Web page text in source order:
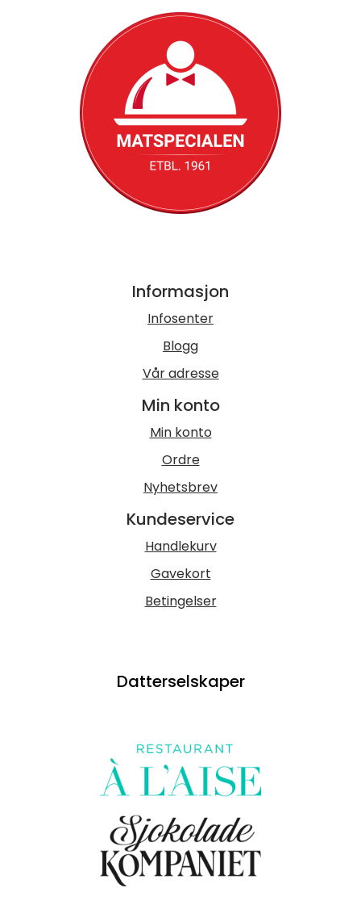
Informasjon
Infosenter
Blogg
Vår adresse
Min konto
Min konto
Ordre
Nyhetsbrev
Kundeservice
Handlekurv
Gavekort
Betingelser
Datterselskaper